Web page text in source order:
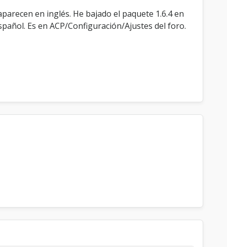
en inglés. He bajado el paquete 1.6.4 en
Es en ACP/Configuración/Ajustes del foro.